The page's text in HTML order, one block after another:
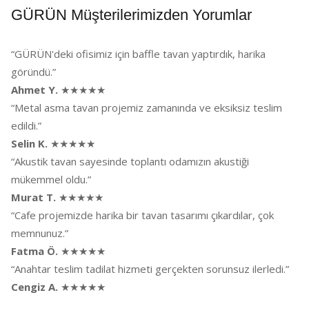
GÜRÜN Müşterilerimizden Yorumlar
“GÜRÜN'deki ofisimiz için baffle tavan yaptırdık, harika
göründü.”
Ahmet Y. ★★★★★
“Metal asma tavan projemiz zamanında ve eksiksiz teslim
edildi.”
Selin K. ★★★★★
“Akustik tavan sayesinde toplantı odamızın akustiği
mükemmel oldu.”
Murat T. ★★★★★
“Cafe projemizde harika bir tavan tasarımı çıkardılar, çok
memnunuz.”
Fatma Ö. ★★★★★
“Anahtar teslim tadilat hizmeti gerçekten sorunsuz ilerledi.”
Cengiz A. ★★★★★